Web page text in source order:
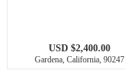
USD $2,400.00
Gardena, California, 90247